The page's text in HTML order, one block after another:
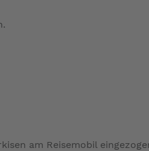
am Reisemobil